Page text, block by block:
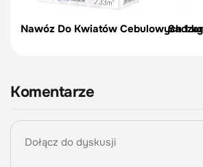
Nawóz Do Kwiatów Cebulowych 1 kg
Komentarze